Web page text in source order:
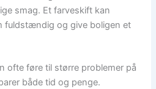
smag. Et farveskift kan
fuldstændig og give boligen et
ofte føre til større problemer på
både tid og penge.